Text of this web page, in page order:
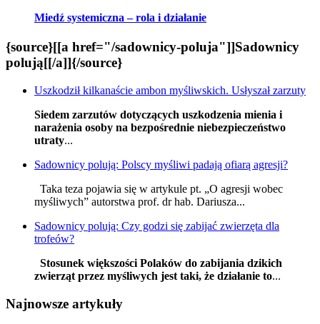
Miedź systemiczna – rola i działanie
{source}[[a href="/sadownicy-poluja"]]Sadownicy
polują[[/a]]{/source}
Uszkodził kilkanaście ambon myśliwskich. Usłyszał zarzuty
Siedem zarzutów dotyczących uszkodzenia mienia i
narażenia osoby na bezpośrednie niebezpieczeństwo
utraty...
Sadownicy polują: Polscy myśliwi padają ofiarą agresji?
Taka teza pojawia się w artykule pt. „O agresji wobec
myśliwych” autorstwa prof. dr hab. Dariusza...
Sadownicy polują: Czy godzi się zabijać zwierzęta dla
trofeów?
Stosunek większości Polaków do zabijania dzikich
zwierząt przez myśliwych jest taki, że działanie to...
Najnowsze artykuły